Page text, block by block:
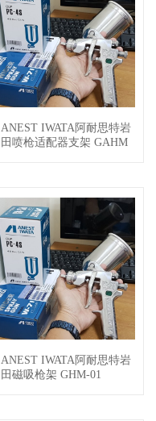
查看详情
ANEST IWATA阿耐思特岩
田喷枪适配器支架 GAHM
查看详情
ANEST IWATA阿耐思特岩
田磁吸枪架 GHM-01